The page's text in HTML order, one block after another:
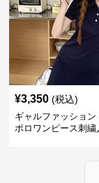
¥3,350 (税込)
ギャルファッション
ポロワンピース刺繍